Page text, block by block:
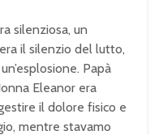
silenziosa, un
il silenzio del lutto,
Papà
Eleanor era
il dolore fisico e
mentre stavamo